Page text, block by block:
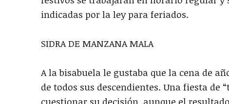
indicadas por la ley para feriados.
SIDRA DE MANZANA MALA
A la bisabuela le gustaba que la cena de
de todos sus descendientes. Una fiesta de